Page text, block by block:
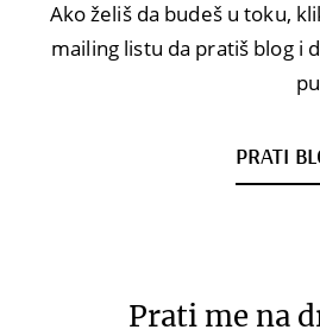
Ako želiš da budeš u toku,
mailing listu da pratiš blog i
PRATI
Prati me na